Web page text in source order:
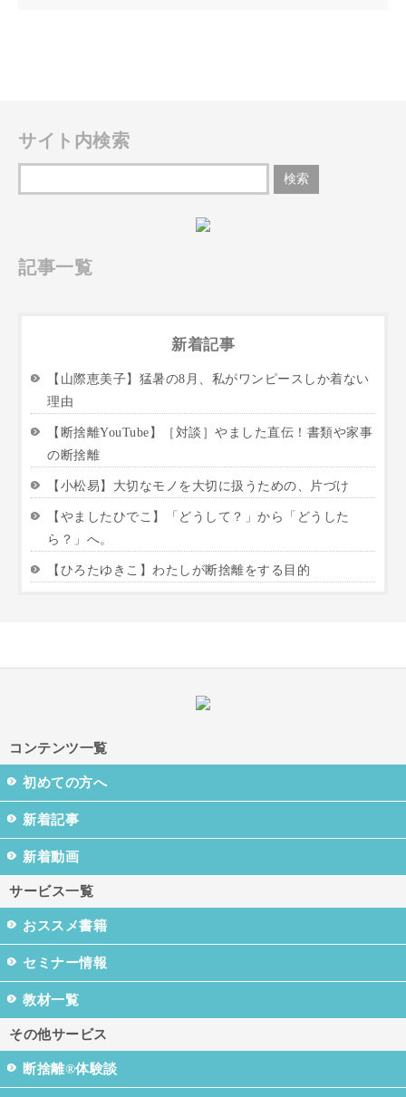
サイト内検索
記事一覧
新着記事
【山際恵美子】猛暑の8月、私がワンピースしか着ない
理由
【断捨離YouTube】［対談］やました直伝！書類や家事
の断捨離
【小松易】大切なモノを大切に扱うための、片づけ
【やましたひでこ】「どうして？」から「どうした
ら？」へ。
【ひろたゆきこ】わたしが断捨離をする目的
コンテンツ一覧
初めての方へ
新着記事
新着動画
サービス一覧
おススメ書籍
セミナー情報
教材一覧
その他サービス
断捨離®体験談